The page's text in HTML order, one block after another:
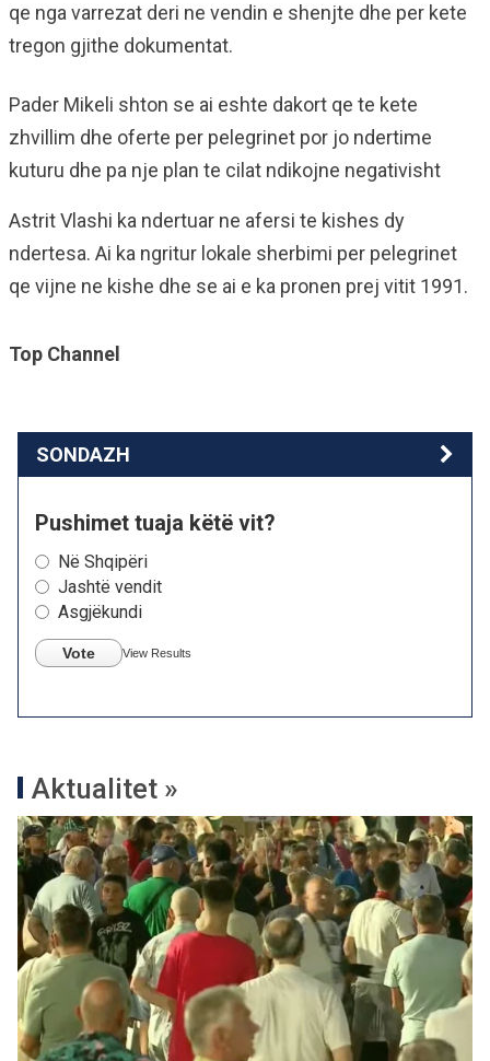
qe nga varrezat deri ne vendin e shenjte dhe per kete
tregon gjithe dokumentat.
Pader Mikeli shton se ai eshte dakort qe te kete
zhvillim dhe oferte per pelegrinet por jo ndertime
kuturu dhe pa nje plan te cilat ndikojne negativisht
Astrit Vlashi ka ndertuar ne afersi te kishes dy
ndertesa. Ai ka ngritur lokale sherbimi per pelegrinet
qe vijne ne kishe dhe se ai e ka pronen prej vitit 1991.
Top Channel
SONDAZH
Pushimet tuaja këtë vit?
Në Shqipëri
Jashtë vendit
Asgjëkundi
Vote View Results
Aktualitet »